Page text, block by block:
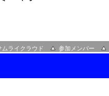
ムライクラウド 参加メンバー